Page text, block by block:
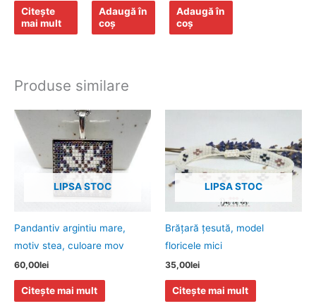
Citește
mai mult
Adaugă în
coș
Adaugă în
coș
Produse similare
LIPSA STOC
Pandantiv argintiu mare,
motiv stea, culoare mov
60,00lei
Citește mai mult
LIPSA STOC
Brăţară ţesută, model
floricele mici
35,00lei
Citește mai mult